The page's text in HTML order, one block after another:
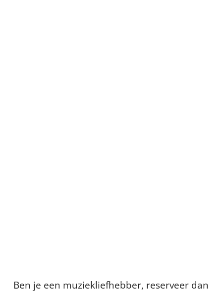
Ben je een muziekliefhebber, reserveer dan